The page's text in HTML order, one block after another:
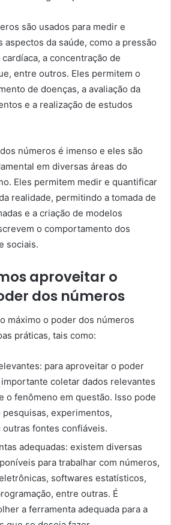
são usados para medir e
da saúde, como a pressão
a concentração de
entre outros. Eles permitem o
de doenças, a avaliação da
e a realização de estudos
números é imenso e eles são
em diversas áreas do
Eles permitem medir e quantificar
realidade, permitindo a tomada de
e a criação de modelos
o comportamento dos
sociais.
aproveitar o
dos números
máximo o poder dos números
práticas, tais como:
para aproveitar o poder
coletar dados relevantes
o fenômeno em questão. Isso pode
experimentos,
fontes confiáveis.
adequadas: existem diversas
para trabalhar com números,
softwares estatísticos,
entre outras. É
a ferramenta adequada para a